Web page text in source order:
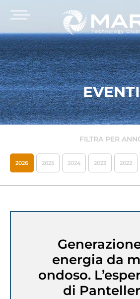
EVENTI
FILTRA PER
2026 2025 2024 2023 2022
energia da
ondoso.
di